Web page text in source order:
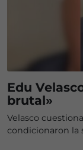
Edu
brutal»
Velasco
condicionaron la